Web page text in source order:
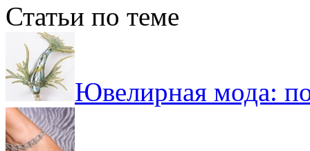
Статьи по теме
Ювелирная мода: